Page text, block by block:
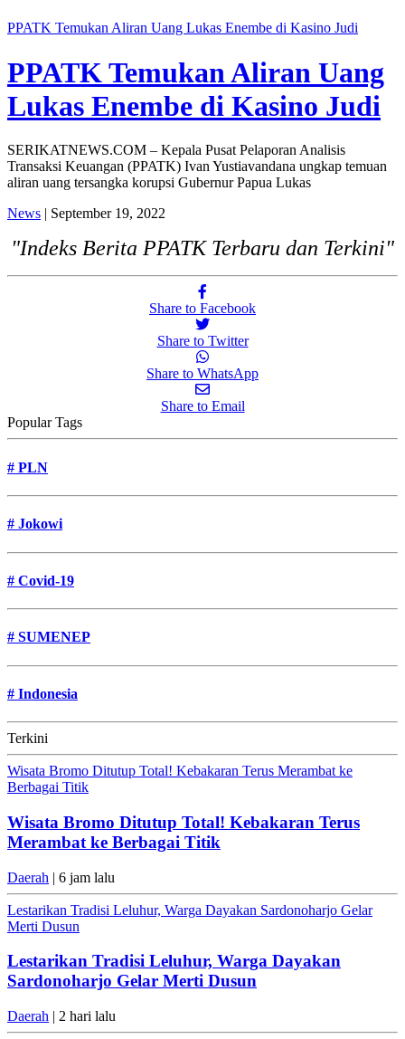
PPATK Temukan Aliran Uang Lukas Enembe di Kasino Judi
PPATK Temukan Aliran Uang
Lukas Enembe di Kasino Judi
SERIKATNEWS.COM – Kepala Pusat Pelaporan Analisis
Transaksi Keuangan (PPATK) Ivan Yustiavandana ungkap temuan
aliran uang tersangka korupsi Gubernur Papua Lukas
News | September 19, 2022
"Indeks Berita PPATK Terbaru dan Terkini"
Share to Facebook
Share to Twitter
Share to WhatsApp
Share to Email
Popular Tags
# PLN
# Jokowi
# Covid-19
# SUMENEP
# Indonesia
Terkini
Wisata Bromo Ditutup Total! Kebakaran Terus Merambat ke
Berbagai Titik
Wisata Bromo Ditutup Total! Kebakaran Terus
Merambat ke Berbagai Titik
Daerah | 6 jam lalu
Lestarikan Tradisi Leluhur, Warga Dayakan Sardonoharjo Gelar
Merti Dusun
Lestarikan Tradisi Leluhur, Warga Dayakan
Sardonoharjo Gelar Merti Dusun
Daerah | 2 hari lalu